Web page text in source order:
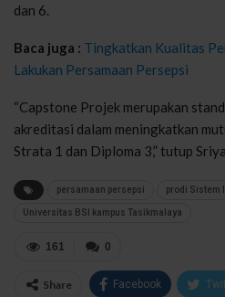
dan 6.
Baca juga : Tingkatkan Kualitas
Lakukan Persamaan Persepsi
“Capstone Projek merupakan
akreditasi dalam meningkatkan
Strata 1 dan Diploma 3,” tutup
persamaan persepsi prodi Sistem
Universitas BSI kampus Tasikmalaya
0
161
Share Facebook